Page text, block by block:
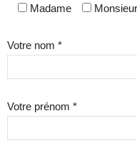
Madame Monsieur
Votre nom *
Votre prénom *